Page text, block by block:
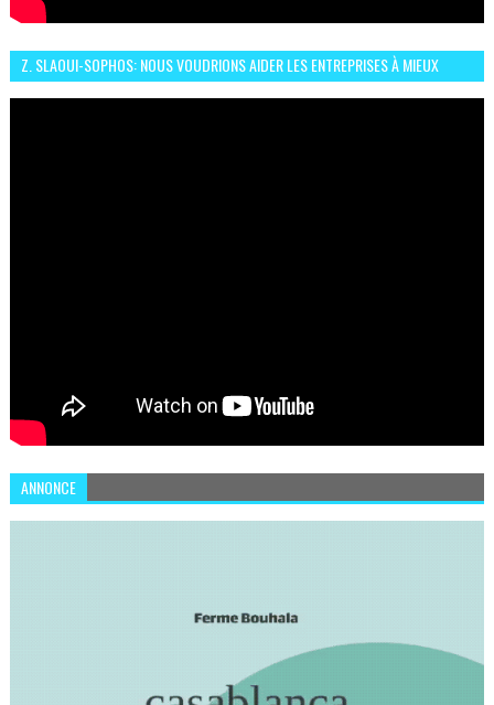
Z. SLAOUI-SOPHOS: NOUS VOUDRIONS AIDER LES ENTREPRISES À MIEUX
ANNONCE